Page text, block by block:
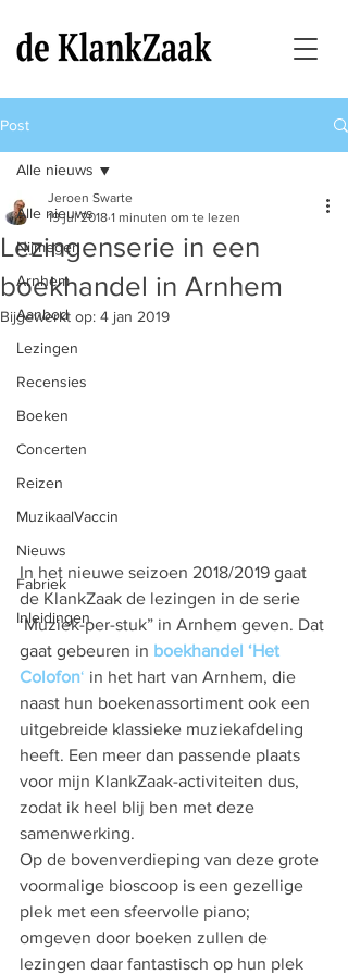
Post
Alle nieuws
Nijmegen
Arnhem
Aanbod
Lezingen
Recensies
Boeken
Concerten
Reizen
MuzikaalVaccin
Nieuws
Fabriek
Inleidingen
Alle nieuws
Lezingenserie in een
boekhandel in Arnhem
Jeroen Swarte
19 jul 2018 1 minuten om te lezen
Bijgewerkt op: 4 jan 2019
In het nieuwe seizoen 2018/2019 gaat
de KlankZaak de lezingen in de serie
‘Muziek-per-stuk” in Arnhem geven. Dat
gaat gebeuren in boekhandel ‘Het
Colofon‘ in het hart van Arnhem, die
naast hun boekenassortiment ook een
uitgebreide klassieke muziekafdeling
heeft. Een meer dan passende plaats
voor mijn KlankZaak-activiteiten dus,
zodat ik heel blij ben met deze
samenwerking.
Op de bovenverdieping van deze grote
voormalige bioscoop is een gezellige
plek met een sfeervolle piano;
omgeven door boeken zullen de
lezingen daar fantastisch op hun plek